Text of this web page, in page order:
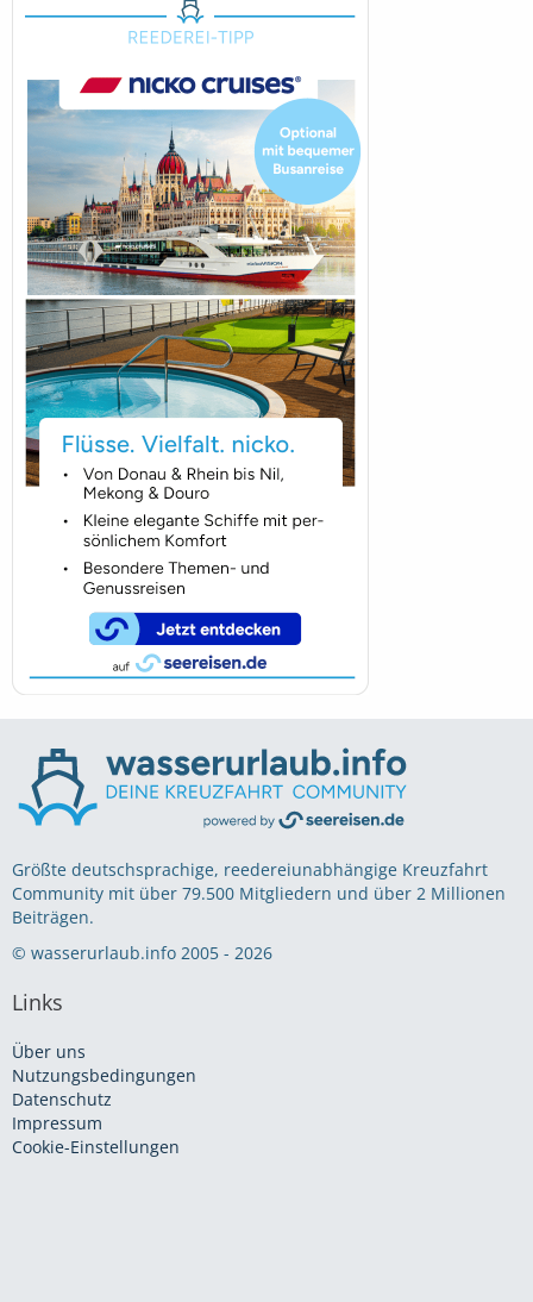
Größte deutschsprachige, reedereiunabhängige Kreuzfahrt
Community mit über 79.500 Mitgliedern und über 2 Millionen
Beiträgen.
© wasserurlaub.info 2005 - 2026
Links
Über uns
Nutzungsbedingungen
Datenschutz
Impressum
Cookie-Einstellungen